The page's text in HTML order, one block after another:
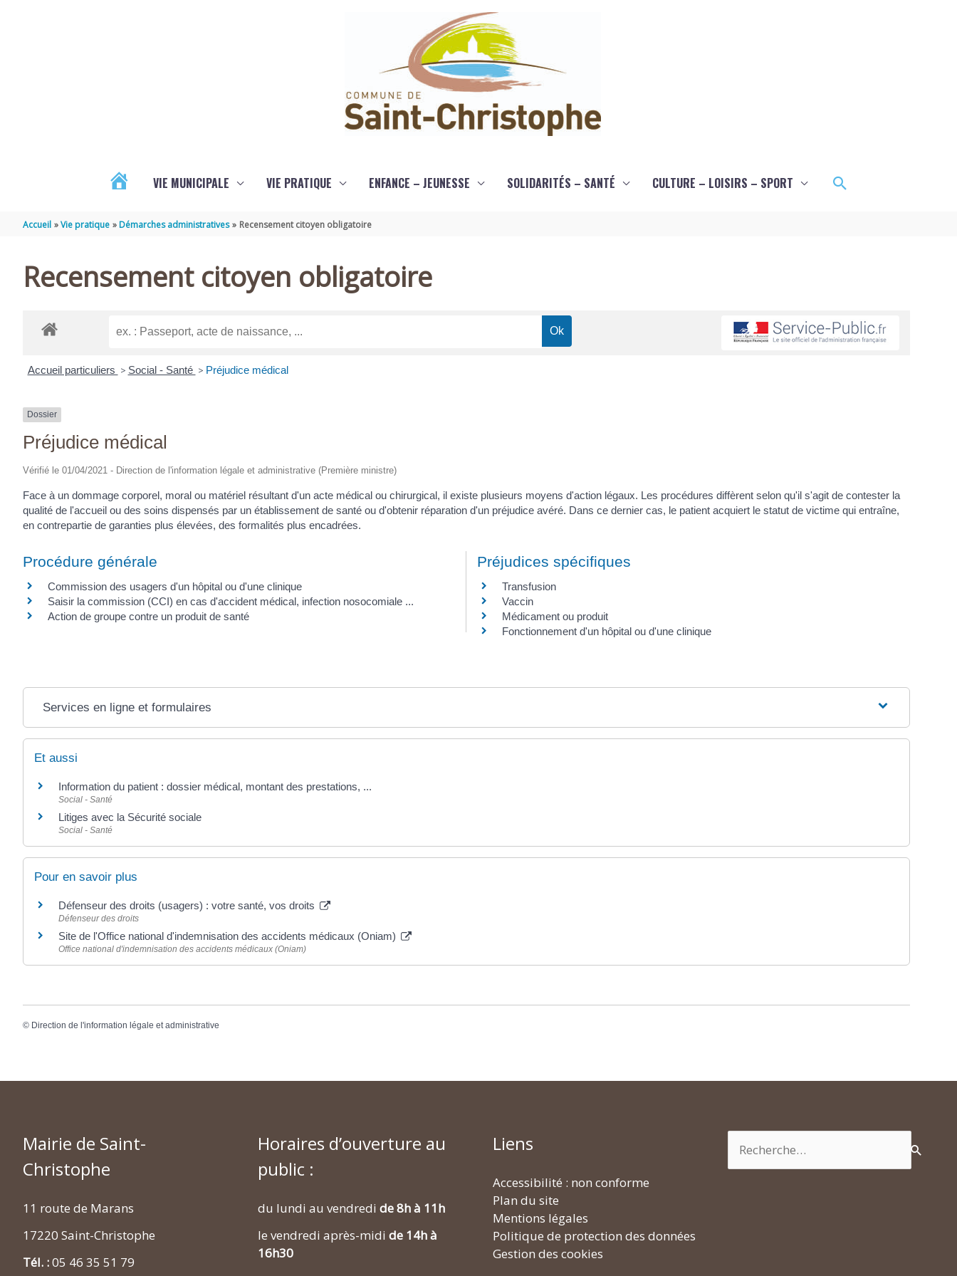
VIE MUNICIPALE VIE PRATIQUE ENFANCE – JEUNESSE SOLIDARITÉS – SANTÉ CULTURE – LOISIRS – SPORT Rechercher
Accueil Vie pratique Démarches administratives Recensement citoyen obligatoire
Recensement citoyen obligatoire
Accueil particuliers > Social - Santé > Préjudice médical
Dossier
Préjudice médical
Vérifié le 01/04/2021 - Direction de l'information légale et administrative (Première ministre)
Face à un dommage corporel, moral ou matériel résultant d'un acte médical ou chirurgical, il existe plusieurs moyens d'action légaux. Les procédures diffèrent selon qu'il s'agit de contester la
qualité de l'accueil ou des soins dispensés par un établissement de santé ou d'obtenir réparation d'un préjudice avéré. Dans ce dernier cas, le patient acquiert le statut de victime qui entraîne,
en contrepartie de garanties plus élevées, des formalités plus encadrées.
Procédure générale
Commission des usagers d'un hôpital ou d'une clinique
Saisir la commission (CCI) en cas d'accident médical, infection nosocomiale ...
Action de groupe contre un produit de santé
Préjudices spécifiques
Transfusion
Vaccin
Médicament ou produit
Fonctionnement d'un hôpital ou d'une clinique
Services en ligne et formulaires
Et aussi
Information du patient : dossier médical, montant des prestations, ...
Social - Santé
Litiges avec la Sécurité sociale
Social - Santé
Pour en savoir plus
Défenseur des droits (usagers) : votre santé, vos droits
Défenseur des droits
Site de l'Office national d'indemnisation des accidents médicaux (Oniam)
Office national d'indemnisation des accidents médicaux (Oniam)
© Direction de l'information légale et administrative
Mairie de Saint-
Christophe
11 route de Marans
17220 Saint-Christophe
Tél. :05 46 35 51 79
Horaires d’ouverture au
public :
du lundi au vendredi de 8h à 11h
le vendredi après-midi de 14h à
16h30
Liens
Accessibilité : non conforme
Plan du site
Mentions légales
Politique de protection des données
Gestion des cookies